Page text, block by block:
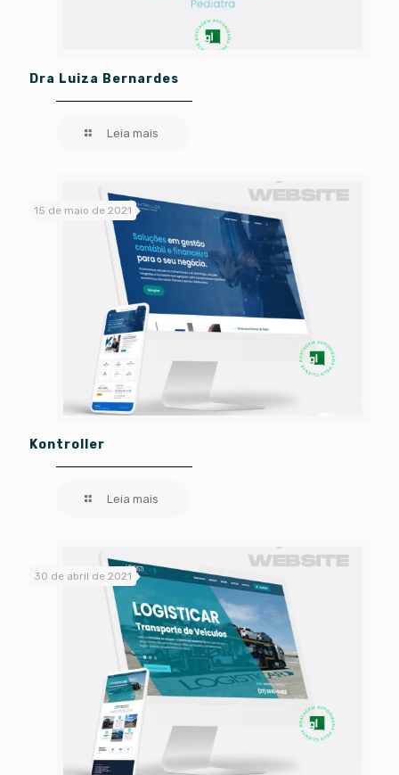
Dra Luiza Bernardes
Leia mais
15 de maio de 2021
Kontroller
Leia mais
30 de abril de 2021